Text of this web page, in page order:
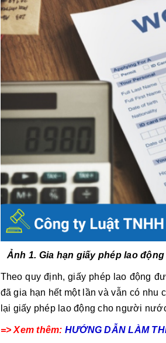
Ảnh 1. Gia hạn giấy phép lao
Theo quy định, giấy phép lao động
đã gia hạn hết một lần và vẫn có nhu
lại giấy phép lao động cho người
=> Xem thêm: HƯỚNG DẪN LÀM